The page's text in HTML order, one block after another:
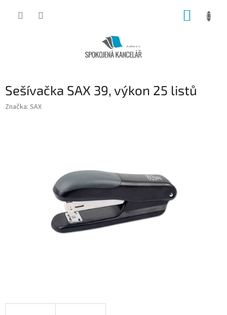
Sešívačka SAX 39, výkon 25 listů
Značka: SAX